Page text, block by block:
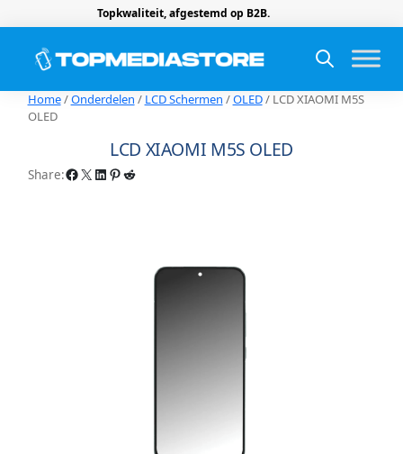
Topkwaliteit, afgestemd op B2B.
Home/Onderdelen / LCD Schermen /OLED/ LCD XIAOMI M5S
OLED
LCD XIAOMI M5S OLED
Share:Facebook X LinkedIn Pinterest Reddit